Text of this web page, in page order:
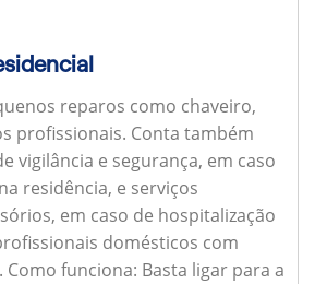
reparos como chaveiro,
profissionais. Conta também
vigilância e segurança, em caso
residência, e serviços
em caso de hospitalização
domésticos com
Como funciona: Basta ligar para a